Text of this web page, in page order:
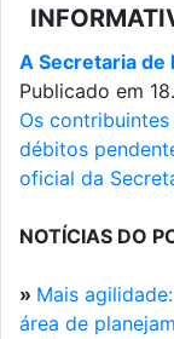
A Secretaria de
Publicado em
Os
débitos
oficial da
NOTÍCIAS DO
» Mais
área de